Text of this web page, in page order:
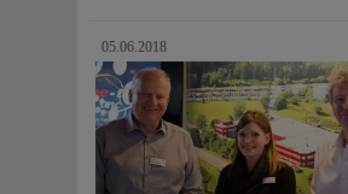
05.06.2018